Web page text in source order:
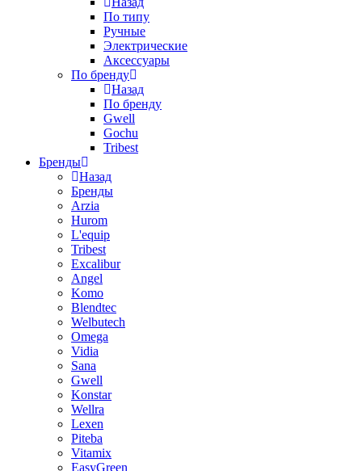
По типу
Ручные
Электрические
Аксессуары
По бренду
Назад
По бренду
Gwell
Gochu
Tribest
Бренды
Назад
Бренды
Arzia
Hurom
L'equip
Tribest
Excalibur
Angel
Komo
Blendtec
Welbutech
Omega
Vidia
Sana
Gwell
Konstar
Wellra
Lexen
Piteba
Vitamix
EasyGreen